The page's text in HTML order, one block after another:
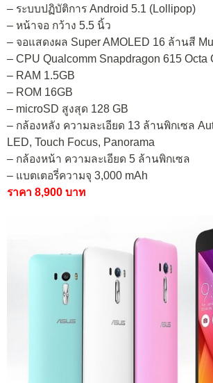
– ระบบปฏิบัติการ Android 5.1 (Lollipop)
– หน้าจอ กว้าง 5.5 นิ้ว
– จอแสดงผล Super AMOLED 16 ล้านสี
– CPU Qualcomm Snapdragon 615 Octa
– RAM 1.5GB
– ROM 16GB
– microSD สูงสุด 128 GB
– กล้องหลัง ความละเอียด 13 ล้านพิกเซล
LED, Touch Focus, Panorama
– กล้องหน้า ความละเอียด 5 ล้านพิกเซล
– แบตเตอรี่ความจุ 3,000 mAh
ราคา 8,900 บาท